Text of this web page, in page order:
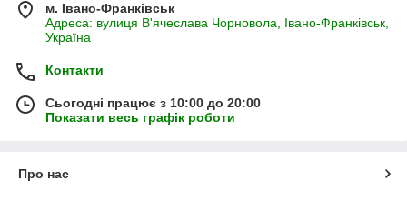
м. Івано-Франківськ
Адреса: вулиця В'ячеслава Чорновола, Івано-Франківськ,
Україна
Контакти
Сьогодні працює з 10:00 до 20:00
Показати весь графік роботи
Про нас